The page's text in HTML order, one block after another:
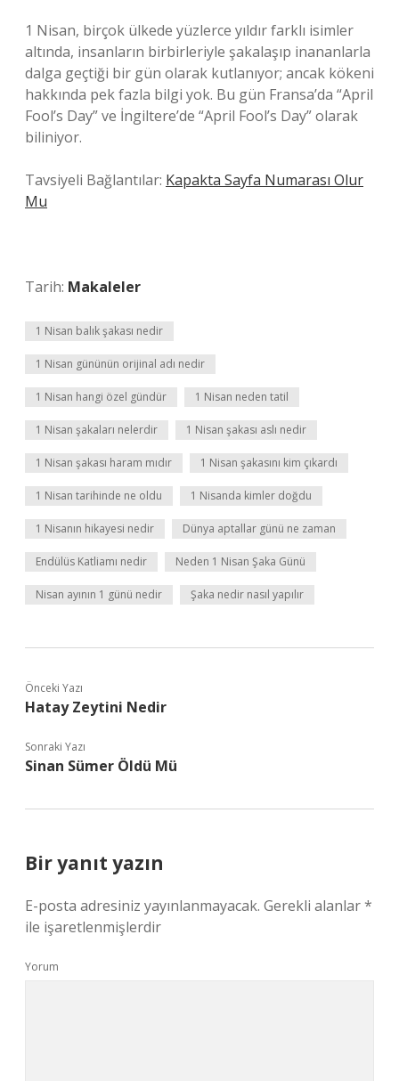
1 Nisan, birçok ülkede yüzlerce yıldır farklı isimler
altında, insanların birbirleriyle şakalaşıp inananlarla
dalga geçtiği bir gün olarak kutlanıyor; ancak kökeni
hakkında pek fazla bilgi yok. Bu gün Fransa’da “April
Fool’s Day” ve İngiltere’de “April Fool’s Day” olarak
biliniyor.
Tavsiyeli Bağlantılar: Kapakta Sayfa Numarası Olur
Mu
Tarih: Makaleler
1 Nisan balık şakası nedir
1 Nisan gününün orijinal adı nedir
1 Nisan hangi özel gündür 1 Nisan neden tatil
1 Nisan şakaları nelerdir 1 Nisan şakası aslı nedir
1 Nisan şakası haram mıdır 1 Nisan şakasını kim çıkardı
1 Nisan tarihinde ne oldu 1 Nisanda kimler doğdu
1 Nisanın hikayesi nedir Dünya aptallar günü ne zaman
Endülüs Katliamı nedir Neden 1 Nisan Şaka Günü
Nisan ayının 1 günü nedir Şaka nedir nasıl yapılır
Önceki Yazı
Hatay Zeytini Nedir
Sonraki Yazı
Sinan Sümer Öldü Mü
Bir yanıt yazın
E-posta adresiniz yayınlanmayacak. Gerekli alanlar*
ile işaretlenmişlerdir
Yorum